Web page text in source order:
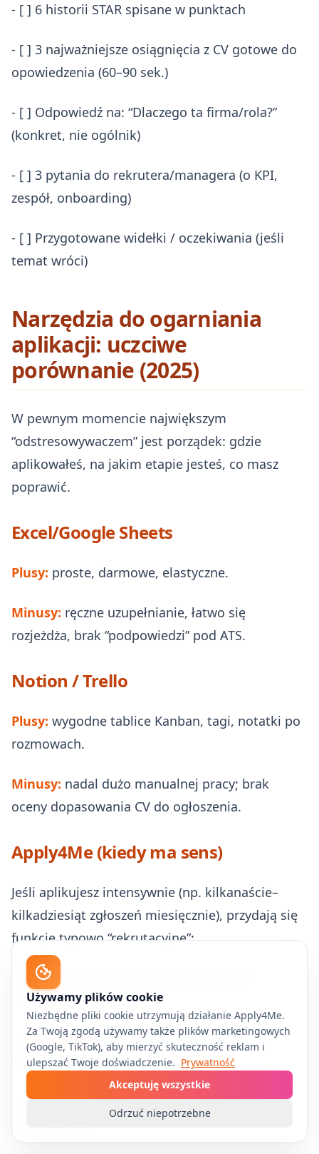
- [ ] 6 historii STAR spisane w punktach
- [ ] 3 najważniejsze osiągnięcia z CV gotowe do
opowiedzenia (60–90 sek.)
- [ ] Odpowiedź na: “Dlaczego ta firma/rola?”
(konkret, nie ogólnik)
- [ ] 3 pytania do rekrutera/managera (o KPI,
zespół, onboarding)
- [ ] Przygotowane widełki / oczekiwania (jeśli
temat wróci)
Narzędzia do ogarniania
aplikacji: uczciwe
porównanie (2025)
W pewnym momencie największym
“odstresowywaczem” jest porządek: gdzie
aplikowałeś, na jakim etapie jesteś, co masz
poprawić.
Excel/Google Sheets
Plusy: proste, darmowe, elastyczne.
Minusy: ręczne uzupełnianie, łatwo się
rozjeżdża, brak “podpowiedzi” pod ATS.
Notion / Trello
Plusy: wygodne tablice Kanban, tagi, notatki po
rozmowach.
Minusy: nadal dużo manualnej pracy; brak
oceny dopasowania CV do ogłoszenia.
Apply4Me (kiedy ma sens)
Jeśli aplikujesz intensywnie (np. kilkanaście–
kilkadziesiąt zgłoszeń miesięcznie), przydają się
funkcje typowo “rekrutacyjne”:
tracker aplikacji
terminach),
scoring ATS(szybki sygnał, czy CV jest
“czytelne” dla systemów),
wgląd w aplikacjei historię (łatwiej robić
Używamy plików cookie
Niezbędne pliki cookie utrzymują działanie Apply4Me.
Za Twoją zgodą używamy także plików marketingowych
(Google, TikTok), aby mierzyć skuteczność reklam i
ulepszać Twoje doświadczenie. Prywatność
Odrzuć niepotrzebne
Akceptuję wszystkie